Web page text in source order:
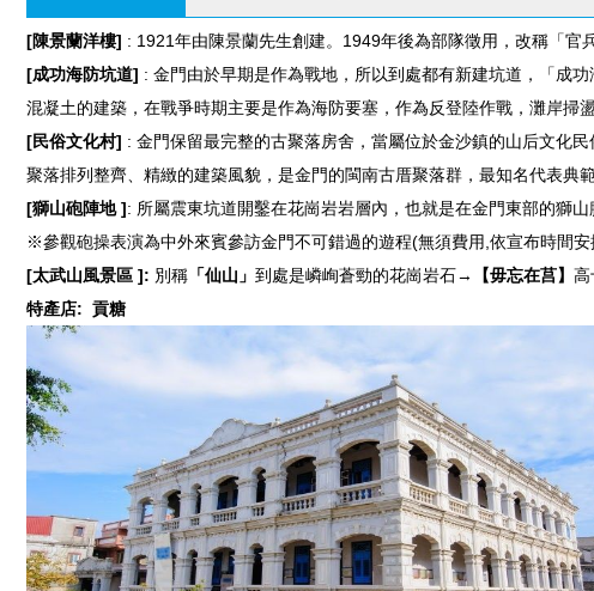
[陳景蘭洋樓] : 1921年由陳景蘭先生創建。1949年後為部隊徵用，改稱「官
[成功海防坑道] : 金門由於早期是作為戰地，所以到處都有新建坑道，「成
混凝土的建築，在戰爭時期主要是作為海防要塞，作為反登陸作戰，灘岸掃盪
[民俗文化村] : 金門保留最完整的古聚落房舍，當屬位於金沙鎮的山后文化
聚落排列整齊、精緻的建築風貌，是金門的閩南古厝聚落群，最知名代表典
[獅山砲陣地 ]: 所屬震東坑道開鑿在花崗岩岩層內，也就是在金門東部的獅
※參觀砲操表演為中外來賓參訪金門不可錯過的遊程(無須費用,依宣布時間安
[太武山風景區 ]: 別稱 「仙山」 到處是嶙峋蒼勁的花崗岩石→ 【毋忘在莒】 高
特產店: 貢糖